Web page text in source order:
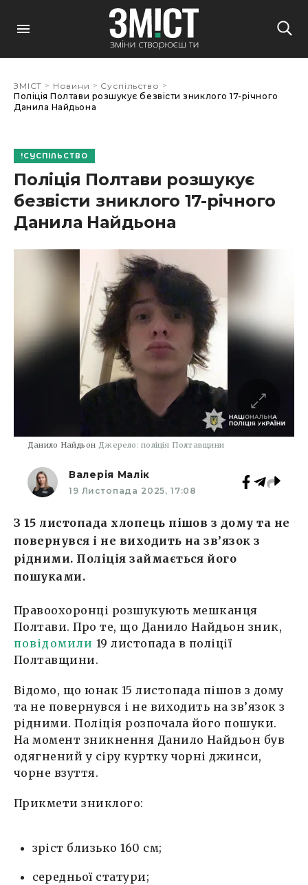
ЗМІСТ > Новини > Суспільство >
Поліція Полтави розшукує безвісти зниклого 17-річного
Данила Найдьона
СУСПІЛЬСТВО
Поліція Полтави розшукує
безвісти зниклого 17-річного
Данила Найдьона
Данило Найдьон Джерело: поліція Полтавщини
Валерія Малік
19 Листопада 2025, 17:08
З 15 листопада хлопець пішов з дому та не
повернувся і не виходить на зв’язок з
рідними. Поліція займається його
пошуками.
Правоохоронці розшукують мешканця
Полтави. Про те, що Данило Найдьон зник,
повідомили 19 листопада в поліції
Полтавщини.
Відомо, що юнак 15 листопада пішов з дому
та не повернувся і не виходить на зв’язок з
рідними. Поліція розпочала його пошуки.
На момент зникнення Данило Найдьон був
одягнений у сіру куртку чорні джинси,
чорне взуття.
Прикмети зниклого:
зріст близько 160 см;
середньої статури;